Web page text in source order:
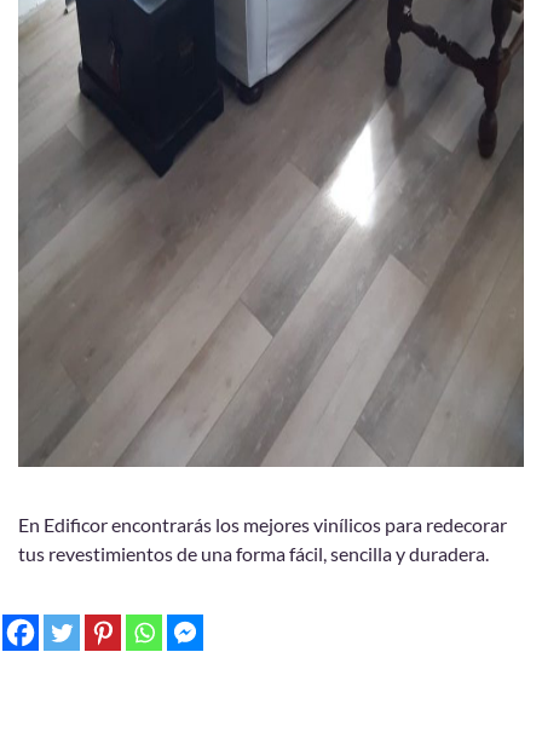
En Edificor encontrarás los mejores vinílicos para redecorar
tus revestimientos de una forma fácil, sencilla y duradera.